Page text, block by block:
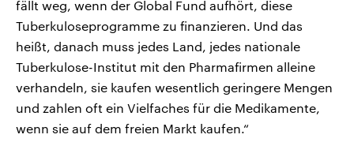
fällt weg, wenn der Global Fund aufhört, diese
Tuberkuloseprogramme zu finanzieren. Und das
heißt, danach muss jedes Land, jedes nationale
Tuberkulose-Institut mit den Pharmafirmen alleine
verhandeln, sie kaufen wesentlich geringere Mengen
und zahlen oft ein Vielfaches für die Medikamente,
wenn sie auf dem freien Markt kaufen.“